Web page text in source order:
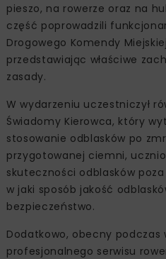
pieszo, na rowerze oraz na
część poprowadzili
Drogowego Komendy
przedstawiając właściwe
zasady.
W wydarzeniu uczestniczył
Świadomy Kierowca, który
stosowanie odblasków po
przygotowanej ciemni,
skuteczności odblasków
w jaki sposób jakość
bezpieczeństwo.
Dodatkowo, obecny podczas
profesjonalnego serwisu